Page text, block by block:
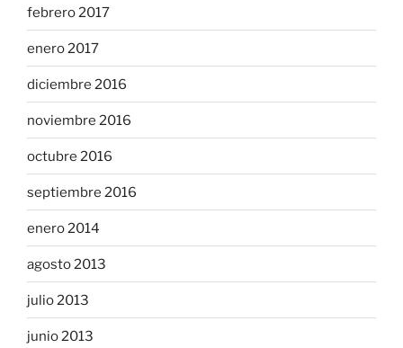
febrero 2017
enero 2017
diciembre 2016
noviembre 2016
octubre 2016
septiembre 2016
enero 2014
agosto 2013
julio 2013
junio 2013